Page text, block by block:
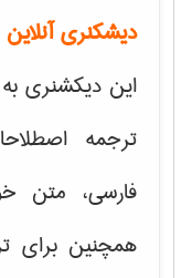
دیشکنری آنلاین
این دیکشنری
ترجمه
فارسی، متن
همچنین برای